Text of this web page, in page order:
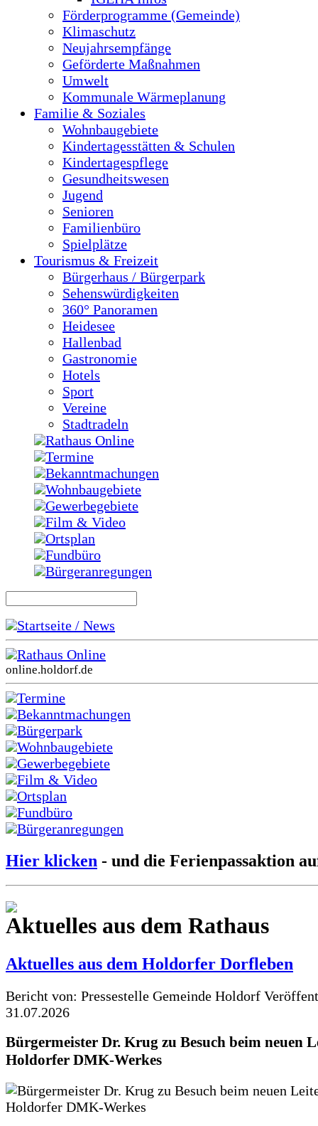
Förderprogramme (Gemeinde)
Klimaschutz
Neujahrsempfänge
Geförderte Maßnahmen
Umwelt
Kommunale Wärmeplanung
Familie & Soziales
Wohnbaugebiete
Kindertagesstätten & Schulen
Kindertagespflege
Gesundheitswesen
Jugend
Senioren
Familienbüro
Spielplätze
Tourismus & Freizeit
Bürgerhaus / Bürgerpark
Sehenswürdigkeiten
360° Panoramen
Heidesee
Hallenbad
Gastronomie
Hotels
Sport
Vereine
Stadtradeln
Rathaus Online
Termine
Bekanntmachungen
Wohnbaugebiete
Gewerbegebiete
Film & Video
Ortsplan
Fundbüro
Bürgeranregungen
Startseite / News
Rathaus Online
online.holdorf.de
Termine
Bekanntmachungen
Bürgerpark
Wohnbaugebiete
Gewerbegebiete
Film & Video
Ortsplan
Fundbüro
Bürgeranregungen
Hier klicken - und die Ferienpassaktion
Aktuelles aus dem Rathaus
Aktuelles aus dem Holdorfer Dorfleben
Bericht von: Pressestelle Gemeinde Holdorf
31.07.2026
Bürgermeister Dr. Krug zu Besuch beim neuen
Holdorfer DMK-Werkes